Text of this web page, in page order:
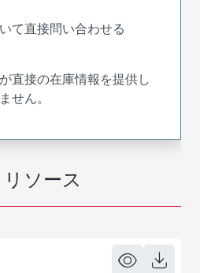
ソース
て直接問い合わせる
直接の在庫情報を提供し
せん。